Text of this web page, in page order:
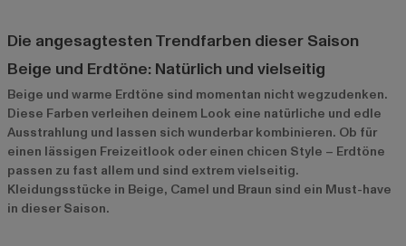
Die angesagtesten Trendfarben dieser Saison
Beige und Erdtöne: Natürlich und vielseitig
Beige und warme Erdtöne sind momentan nicht wegzudenken.
Diese Farben verleihen deinem Look eine natürliche und edle
Ausstrahlung und lassen sich wunderbar kombinieren. Ob für
einen lässigen Freizeitlook oder einen chicen Style – Erdtöne
passen zu fast allem und sind extrem vielseitig.
Kleidungsstücke in Beige, Camel und Braun sind ein Must-have
in dieser Saison.